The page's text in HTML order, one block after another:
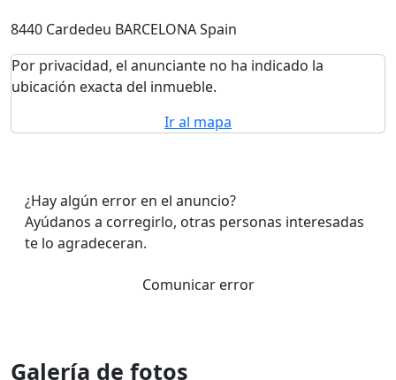
8440 Cardedeu BARCELONA Spain
Por privacidad, el anunciante no ha indicado la
ubicación exacta del inmueble.
Ir al mapa
¿Hay algún error en el anuncio?
Ayúdanos a corregirlo, otras personas interesadas
te lo agradeceran.
Comunicar error
Galería de fotos